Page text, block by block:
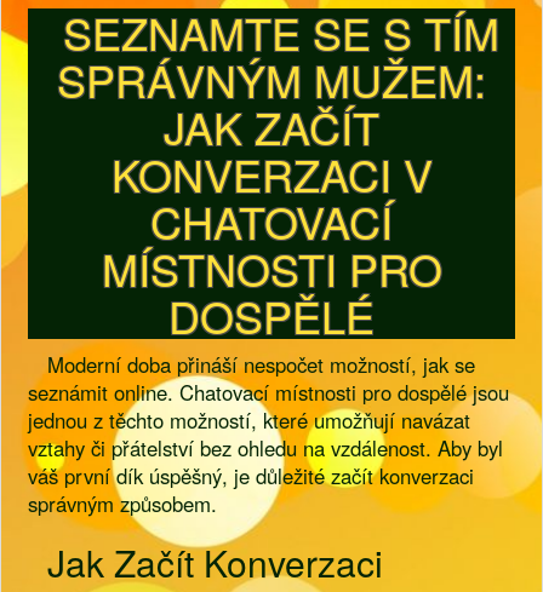
SEZNAMTE SE S TÍM
SPRÁVNÝM MUŽEM:
JAK ZAČÍT
KONVERZACI V
CHATOVACÍ
MÍSTNOSTI PRO
DOSPĚLÉ
Moderní doba přináší nespočet možností, jak se
seznámit online. Chatovací místnosti pro dospělé jsou
jednou z těchto možností, které umožňují navázat
vztahy či přátelství bez ohledu na vzdálenost. Aby byl
váš první dík úspěšný, je důležité začít konverzaci
správným způsobem.
Jak Začít Konverzaci